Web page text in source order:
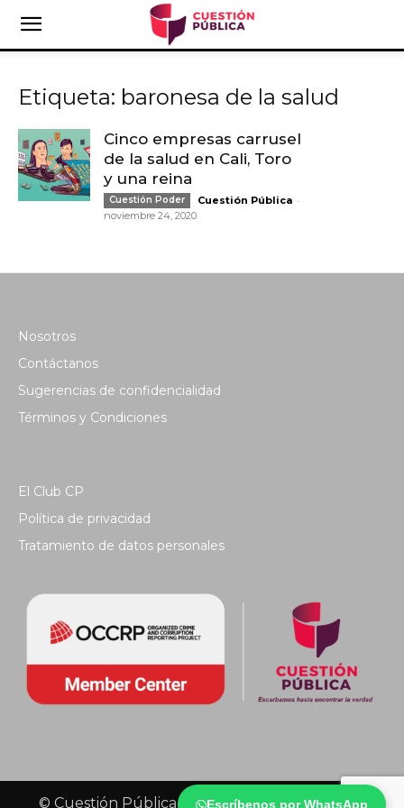
Escríbenos por WhatsApp
Etiqueta: baronesa de la salud
Cinco empresas carrusel
de la salud en Cali, Toro
y una reina
Cuestión Poder Cuestión Pública -
noviembre 24, 2020
Nosotros
Contáctanos
Sugerencias de confidencialidad
Términos y Condiciones
El Club CP
Política de privacidad
Tratamiento de datos personales
© Cuestión Pública 2018 - Todos los derechos